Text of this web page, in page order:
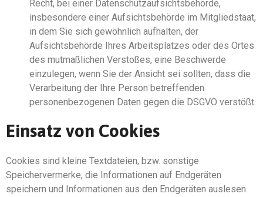
Recht, bei einer Datenschutzaufsichtsbehörde,
insbesondere einer Aufsichtsbehörde im Mitgliedstaat,
in dem Sie sich gewöhnlich aufhalten, der
Aufsichtsbehörde Ihres Arbeitsplatzes oder des Ortes
des mutmaßlichen Verstoßes, eine Beschwerde
einzulegen, wenn Sie der Ansicht sei sollten, dass die
Verarbeitung der Ihre Person betreffenden
personenbezogenen Daten gegen die DSGVO verstößt.
Einsatz von Cookies
Cookies sind kleine Textdateien, bzw. sonstige
Speichervermerke, die Informationen auf Endgeräten
speichern und Informationen aus den Endgeräten auslesen.